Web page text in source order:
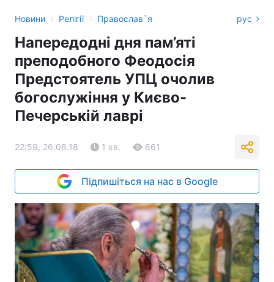
Новини › Релігії › Православ`я рус
Напередодні дня пам’яті
преподобного Феодосія
Предстоятель УПЦ очолив
богослужіння у Києво-
Печерській лаврі
22:59, 26.08.18 1 хв. 861
Підпишіться на нас в Google